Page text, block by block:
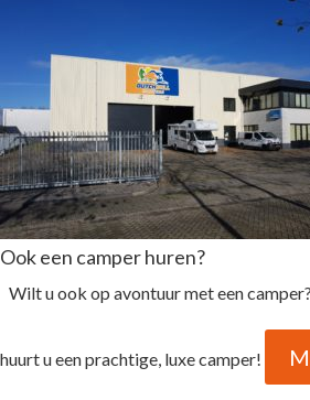
Ook een camper huren?
Wilt u ook op avontuur met een
huurt u een prachtige, luxe camper!